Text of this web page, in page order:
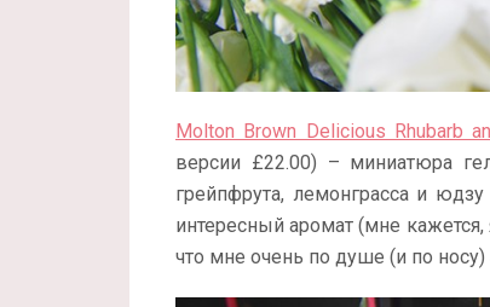
Molton Brown Delicious Rhubarb
версии £22.00) – миниатюра
грейпфрута, лемонграсса и
интересный аромат (мне
что мне очень по душе (и по